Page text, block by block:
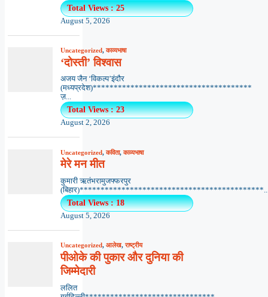
Total Views : 25
August 5, 2026
Uncategorized,काव्यभाषा
‘दोस्ती’ विश्वास
अजय जैन ‘विकल्प’इंदौर
(मध्यप्रदेश)**************************************
ज़...
Total Views : 23
August 2, 2026
Uncategorized,कविता,काव्यभाषा
मेरे मन मीत
कुमारी ऋतंभरामुजफ्फरपुर
Total Views : 18
August 5, 2026
Uncategorized, आलेख,राष्ट्रीय
पीओके की पुकार और दुनिया की
जिम्मेदारी
ललित